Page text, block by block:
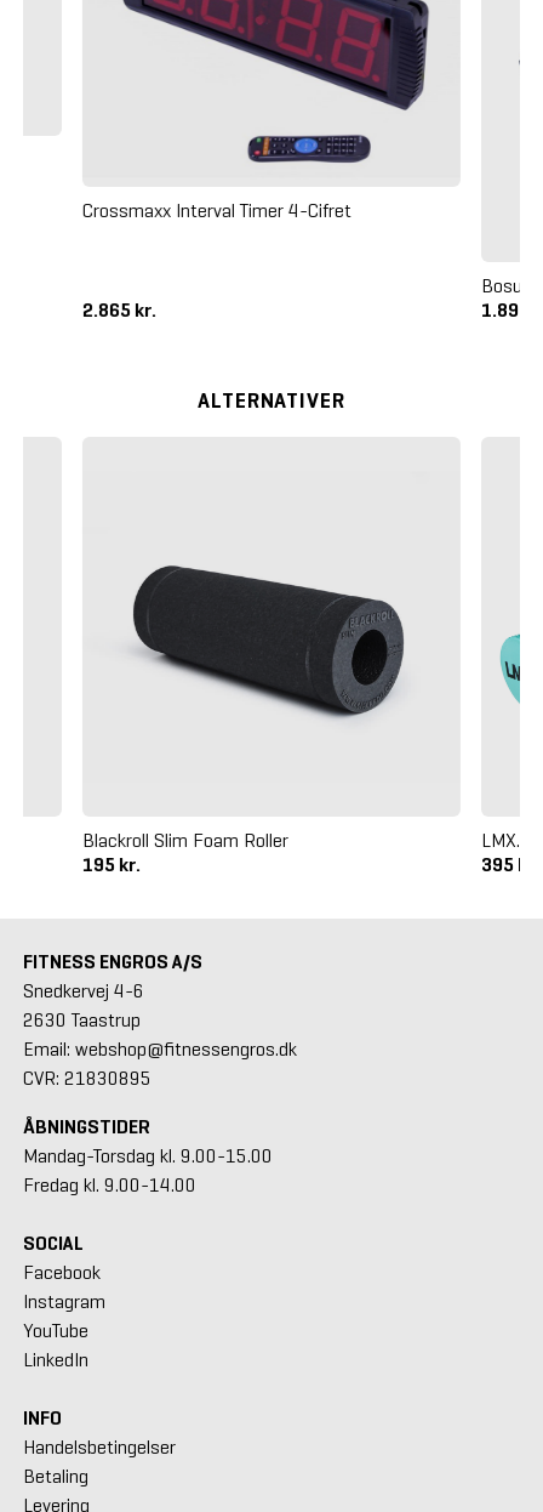
Crossmaxx Interval Timer 4-Cifret
2.865 kr.
Bosu
1.895
ALTERNATIVER
Blackroll Slim Foam Roller
195 kr.
LMX.
395 kr.
FITNESS ENGROS A/S
Snedkervej 4-6
2630 Taastrup
Email: webshop@fitnessengros.dk
CVR: 21830895
ÅBNINGSTIDER
Mandag-Torsdag kl. 9.00-15.00
Fredag kl. 9.00-14.00
SOCIAL
Facebook
Instagram
YouTube
LinkedIn
INFO
Handelsbetingelser
Betaling
Levering